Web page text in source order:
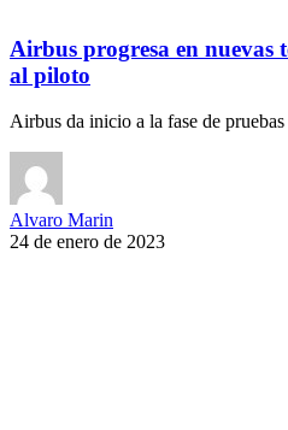
Airbus progresa en nuevas
al piloto
Airbus da inicio a la fase de
Alvaro Marin
24 de enero de 2023